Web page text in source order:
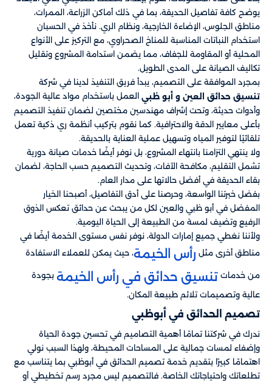
يوضح كافة تفاصيل الحديقة، بما في ذلك أماكن الزراعة، الممرات،
مناطق الجلوس، الإضاءة الخارجية، ونظام الري. نأخذ في الحسبان
استخدام النباتات المناسبة للمناخ الصحراوي، مع التركيز على الأنواع
المحلية أو المقاومة للجفاف، مما يضمن استدامة المشروع وتقليل
تكاليف الصيانة على المدى الطويل.
بمجرد الموافقة على التصميم، يبدأ فريق التنفيذ لدينا في شركة
تنسيق حدائق العين و أبو ظبي ​​ العمل باستخدام مواد عالية الجودة،
وأدوات حديثة، وتحت إشراف مهندسين مختصين لضمان تنفيذ التصميم
بأعلى معايير الدقة والاحترافية. كما نقوم بتركيب أنظمة ري ذكية تعمل
تلقائيًا لتوفير المياه وتسهيل عملية العناية بالحديقة.
ولا ينتهي التزامنا بانتهاء المشروع، بل نوفر أيضًا خدمات صيانة دورية
تشمل التقليم، مكافحة الآفات، وتحديث التصميم حسب الحاجة، لضمان
بقاء الحديقة في أفضل حالاتها على مدار العام.
بفضل خبرتنا الواسعة، وحرصنا على أدق التفاصيل، أصبحنا الخيار
المفضل في أبو ظبي والعين لكل من يبحث عن حدائق تعكس الذوق
الرفيع وتضيف لمسة من الطبيعة إلى الحياة اليومية.
ولأننا نغطي جميع إمارات الدولة، نوفر نفس مستوى الخدمة أيضًا في
مناطق أخرى مثل رأس الخيمة، حيث يمكن للعملاء الاستفادة
من خدمات تنسيق حدائق في رأس الخيمة بجودة
عالية وتصميمات تلائم طبيعة المكان.
تصميم الحدائق في أبوظبي
ندرك في شركتنا تمامًا أهمية التصاميم في تحسين جودة الحياة
وإضفاء لمسات جمالية على المساحات المحيطة، ولهذا السبب نولي
اهتمامًا كبيرًا بتقديم خدمة تصميم الحدائق في أبوظبي بما يتناسب مع
تطلعاتك واحتياجاتك الخاصة. فالتصميم ليس مجرد رسم تخطيطي أو